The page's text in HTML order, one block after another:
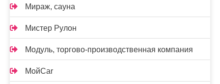
Мираж, сауна
Мистер Рулон
Модуль, торгово-производственная компания
МойCar